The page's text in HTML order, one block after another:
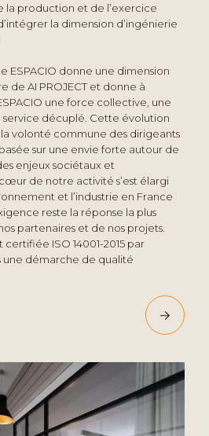
la production et de l’exercice
la dimension d’ingénierie
ESPACIO donne une dimension
de AI PROJECT et donne à
une force collective, une
décuplé. Cette évolution
la volonté commune des dirigeants
sur une envie forte autour de
enjeux sociétaux et
de notre activité s’est élargi
et l’industrie en France
reste la réponse la plus
partenaires et de nos projets.
certifiée ISO 14001-2015 par
une démarche de qualité